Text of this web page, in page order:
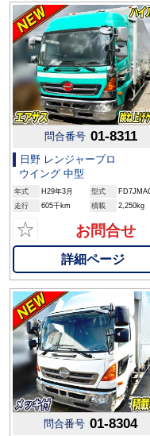
問合番号 01-8311
日野 レンジャープロ
ウイング 中型
年式 H29年3月 型式
走行
605千km 積載 2,250kg
☆ お問合せ
詳細ページ
問合番号 01-8304